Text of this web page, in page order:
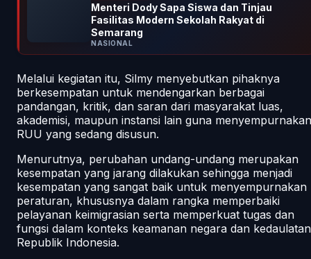
Menteri Dody Sapa Siswa dan Tinjau
Fasilitas Modern Sekolah Rakyat di
Semarang
NASIONAL
Melalui kegiatan itu, Silmy menyebutkan pihaknya
berkesempatan untuk mendengarkan berbagai
pandangan, kritik, dan saran dari masyarakat luas,
akademisi, maupun instansi lain guna menyempurnakan
RUU yang sedang disusun.
Menurutnya, perubahan undang-undang merupakan
kesempatan yang jarang dilakukan sehingga menjadi
kesempatan yang sangat baik untuk menyempurnakan
peraturan, khususnya dalam rangka memperbaiki
pelayanan keimigrasian serta memperkuat tugas dan
fungsi dalam konteks keamanan negara dan kedaulatan
Republik Indonesia.